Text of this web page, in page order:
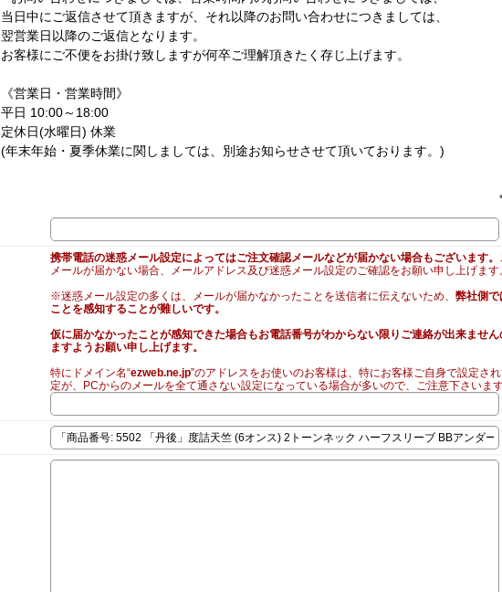
当日中にご返信させて頂きますが、それ以降のお問い合わせにつきましては、
翌営業日以降のご返信となります。
お客様にご不便をお掛け致しますが何卒ご理解頂きたく存じ上げます。
《営業日・営業時間》
平日 10:00～18:00
定休日(水曜日) 休業
(年末年始・夏季休業に関しましては、別途お知らせさせて頂いております。)
*
携帯電話の迷惑メール設定によってはご注文確認メールなどが届かない場合もございます。
メールが届かない場合、メールアドレス及び迷惑メール設定のご確認をお願い申し上げます
※迷惑メール設定の多くは、メールが届かなかったことを送信者に伝えないため、 弊社側で
ことを感知することが難しいです。
仮に届かなかったことが感知できた場合もお電話番号がわからない限りご連絡が出来ませ
ますようお願い申し上げます。
特にドメイン名“ezweb.ne.jp”のアドレスをお使いのお客様は、特にお客様ご自身で設定さ
定が、PCからのメールを全て通さない設定になっている場合が多いので、ご注意下さいま